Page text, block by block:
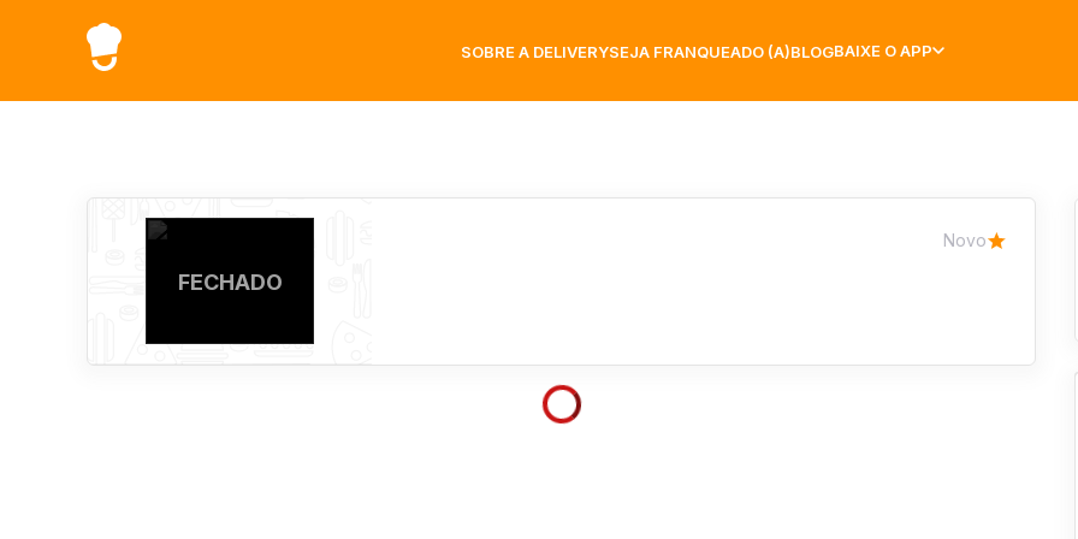
SOBRE A DELIVERYSEJA FRANQUEADO (A)BLOGBAIXE O APP
FECHADO
Novo